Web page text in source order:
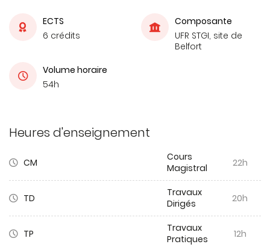
ECTS
6 crédits
Composante
UFR STGI, site de
Belfort
Volume horaire
54h
Heures d'enseignement
CM
Cours
Magistral
22h
TD
Travaux
Dirigés
20h
TP
Travaux
Pratiques
12h